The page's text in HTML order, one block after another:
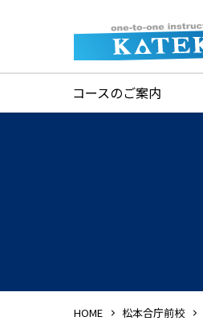
コースのご案内
HOME 松本合庁前校